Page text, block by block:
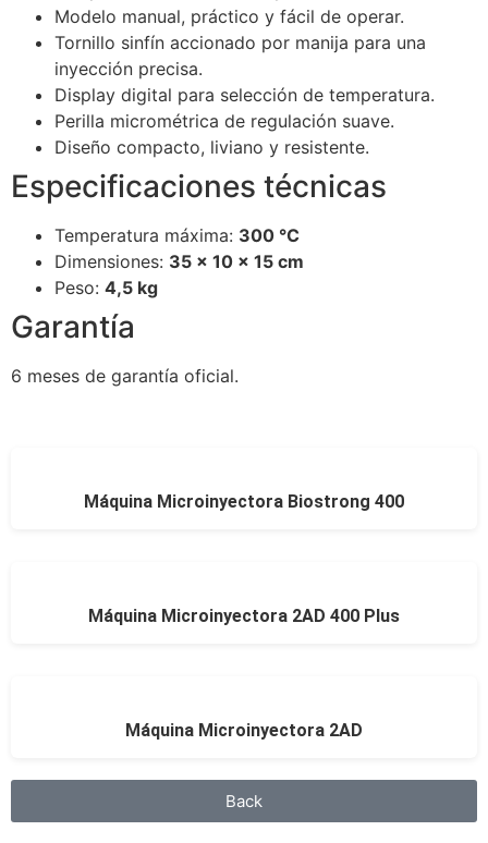
Modelo manual, práctico y fácil de operar.
Tornillo sinfín accionado por manija para una
inyección precisa.
Display digital para selección de temperatura.
Perilla micrométrica de regulación suave.
Diseño compacto, liviano y resistente.
Especificaciones técnicas
Temperatura máxima: 300 °C
Dimensiones: 35 × 10 × 15 cm
Peso: 4,5 kg
Garantía
6 meses de garantía oficial.
Máquina Microinyectora Biostrong 400
Máquina Microinyectora 2AD 400 Plus
Máquina Microinyectora 2AD
Back